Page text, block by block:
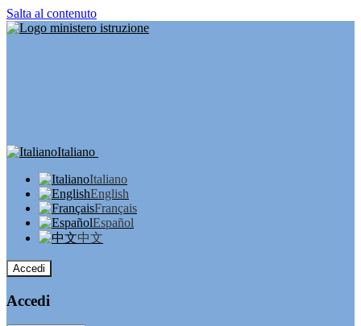
Salta al contenuto
Italiano
Italiano
English
Français
Español
中文
Accedi
Accedi